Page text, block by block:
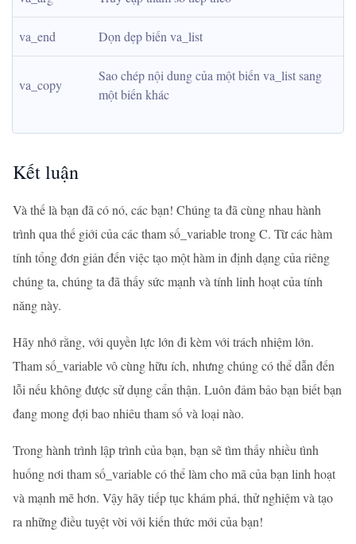
va_end Dọn dẹp biến va_list
va_copy
Sao chép nội dung của một biến va_list sang
một biến khác
Kết luận
Và thế là bạn đã có nó, các bạn! Chúng ta đã cùng nhau hành
trình qua thế giới của các tham số_variable trong C. Từ các hàm
tính tổng đơn giản đến việc tạo một hàm in định dạng của riêng
chúng ta, chúng ta đã thấy sức mạnh và tính linh hoạt của tính
năng này.
Hãy nhớ rằng, với quyền lực lớn đi kèm với trách nhiệm lớn.
Tham số_variable vô cùng hữu ích, nhưng chúng có thể dẫn đến
lỗi nếu không được sử dụng cẩn thận. Luôn đảm bảo bạn biết bạn
đang mong đợi bao nhiêu tham số và loại nào.
Trong hành trình lập trình của bạn, bạn sẽ tìm thấy nhiều tình
huống nơi tham số_variable có thể làm cho mã của bạn linh hoạt
và mạnh mẽ hơn. Vậy hãy tiếp tục khám phá, thử nghiệm và tạo
ra những điều tuyệt vời với kiến thức mới của bạn!